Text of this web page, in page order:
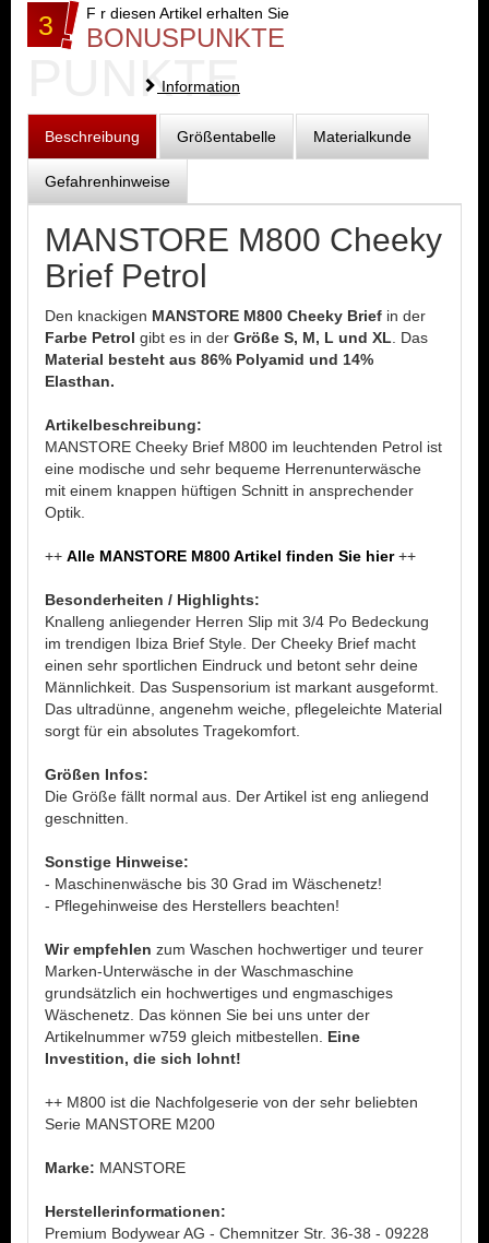
3 F r diesen Artikel erhalten Sie
BONUSPUNKTE
PUNKTE
Information
Beschreibung Größentabelle Materialkunde
Gefahrenhinweise
MANSTORE M800 Cheeky
Brief Petrol
Den knackigen MANSTORE M800 Cheeky Brief in der
Farbe Petrol gibt es in der Größe S, M, L und XL . Das
Material besteht aus 86% Polyamid und 14%
Elasthan.
Artikelbeschreibung:
MANSTORE Cheeky Brief M800 im leuchtenden Petrol ist
eine modische und sehr bequeme Herrenunterwäsche
mit einem knappen hüftigen Schnitt in ansprechender
Optik.
++ Alle MANSTORE M800 Artikel finden Sie hier++
Besonderheiten / Highlights:
Knalleng anliegender Herren Slip mit 3/4 Po Bedeckung
im trendigen Ibiza Brief Style. Der Cheeky Brief macht
einen sehr sportlichen Eindruck und betont sehr deine
Männlichkeit. Das Suspensorium ist markant ausgeformt.
Das ultradünne, angenehm weiche, pflegeleichte Material
sorgt für ein absolutes Tragekomfort.
Größen Infos:
Die Größe fällt normal aus. Der Artikel ist eng anliegend
geschnitten.
Sonstige Hinweise:
- Maschinenwäsche bis 30 Grad im Wäschenetz!
- Pflegehinweise des Herstellers beachten!
Wir empfehlen zum Waschen hochwertiger und teurer
Marken-Unterwäsche in der Waschmaschine
grundsätzlich ein hochwertiges und engmaschiges
Wäschenetz. Das können Sie bei uns unter der
Artikelnummer w759 gleich mitbestellen. Eine
Investition, die sich lohnt!
++ M800 ist die Nachfolgeserie von der sehr beliebten
Serie MANSTORE M200
Marke: MANSTORE
Herstellerinformationen:
Premium Bodywear AG - Chemnitzer Str. 36-38 - 09228